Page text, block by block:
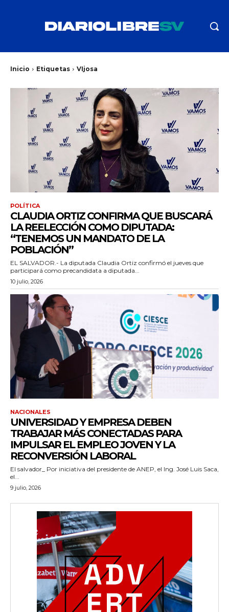
Inicio Etiquetas VIjosa
POLÍTICA
CLAUDIA ORTIZ CONFIRMA QUE BUSCARÁ
LA REELECCIÓN COMO DIPUTADA:
“TENEMOS UN MANDATO DE LA
POBLACIÓN”
EL SALVADOR.- La diputada Claudia Ortiz confirmó el jueves que
participará como precandidata a diputada...
10 julio, 2026
NACIONALES
UNIVERSIDAD Y EMPRESA DEBEN
TRABAJAR MÁS CONECTADAS PARA
IMPULSAR EL EMPLEO JOVEN Y LA
RECONVERSIÓN LABORAL
El salvador_ Por iniciativa del presidente de ANEP, el Ing. José Luis Saca,
el...
9 julio, 2026